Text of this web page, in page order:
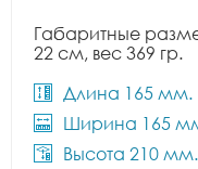
Габаритные
22 см, вес 369 гр.
Длина 165 мм.
Ширина 165
Высота 210 мм.